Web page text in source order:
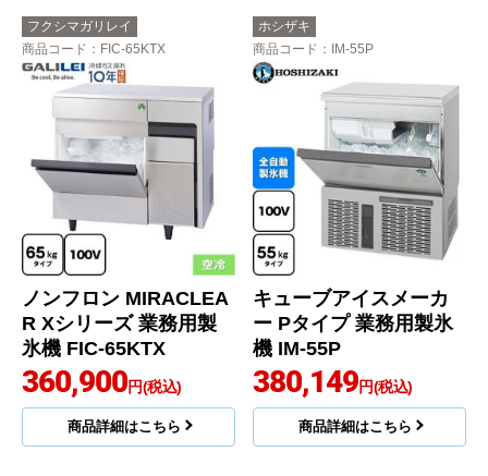
フクシマガリレイ
商品コード ：FIC-65KTX
ノンフロン MIRACLEA
R Xシリーズ 業務用製
氷機 FIC-65KTX
360,900円(税込)
商品詳細はこちら
ホシザキ
商品コード ：IM-55P
キューブアイスメーカ
ー Pタイプ 業務用製氷
機 IM-55P
380,149円(税込)
商品詳細はこちら